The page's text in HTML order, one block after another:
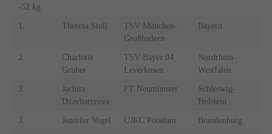
-52 kg
1. Theresa Stoll
TSV München-
Großhadern
Bayern
2.
Charlotte
Gruber
TSV Bayer 04
Leverkusen
Nordrhein-
Westfalen
3.
Jachita
Dzavbatyrova
FT Neumünster
Schleswig-
Holstein
3. Jennifer Vogel UJKC Potsdam Brandenburg